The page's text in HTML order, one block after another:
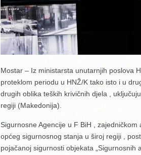
Mostar – Iz ministarsta unutarnjih poslova
proteklom periodu u HNŽ/K tako isto i u
drugih oblika teških krivičnih djela ,
regiji (Makedonija).
Sigurnosne Agencije u F BiH ,
općeg sigurnosnog stanja u široj regiji ,
pojačanoj sigurnosti objekata „Sigurnosnih